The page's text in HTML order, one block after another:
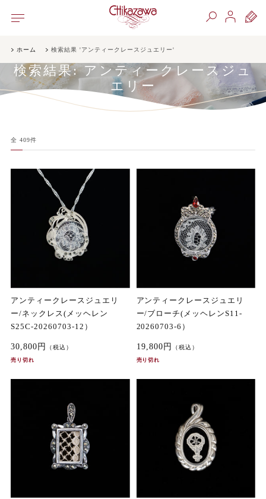
ホーム 検索結果 'アンティークレースジュエリー'
検索結果:アンティークレースジュ
エリー
全 409件
アンティークレースジュエリ
ー/ネックレス(メッヘレン
S25C-20260703-12）
30,800円 （税込）
売り切れ
アンティークレースジュエリ
ー/ブローチ(メッヘレンS11-
20260703-6）
19,800円 （税込）
売り切れ